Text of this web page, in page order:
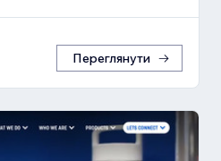
Переглянути